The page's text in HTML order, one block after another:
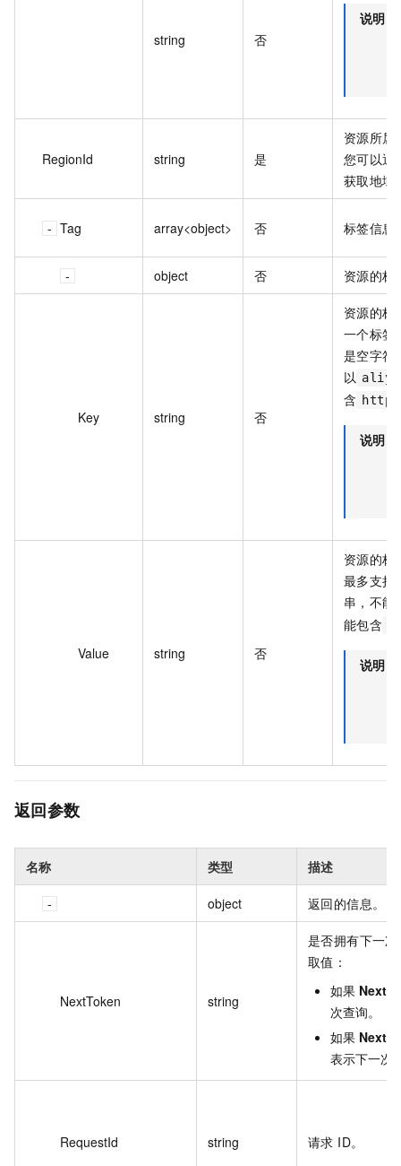
string 否
说明
RegionId string 是
资源所属
您可以
获取地域
Tag array<object> 否 标签信息
object 否 资源的标
Key string 否
资源的标
一个标签
是空字符
以
含
说明
Value string 否
资源的标
最多支持
串，不能
能包含
说明
返回参数
名称 类型 描述
object 返回的信息。
NextToken string
是否拥有下一
取值：
如果
次查询。
如果
表示下一次
RequestId string 请求 ID。